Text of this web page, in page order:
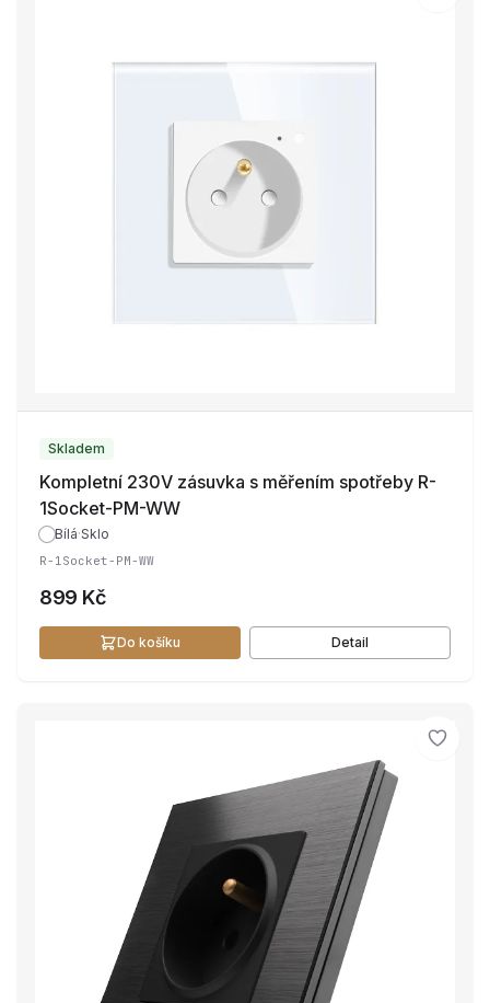
Skladem
Kompletní 230V zásuvka s měřením spotřeby R-
1Socket-PM-WW
Bílá·Sklo
R-1Socket-PM-WW
899 Kč
Do košíku Detail